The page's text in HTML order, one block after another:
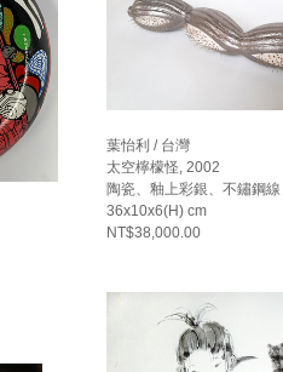
葉怡利 / 台灣
太空檸檬怪, 2002
陶瓷、釉上彩銀、不鏽鋼線
36x10x6(H) cm
NT$38,000.00